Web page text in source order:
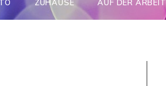
ZUHAUSE AUF DER ARBEIT